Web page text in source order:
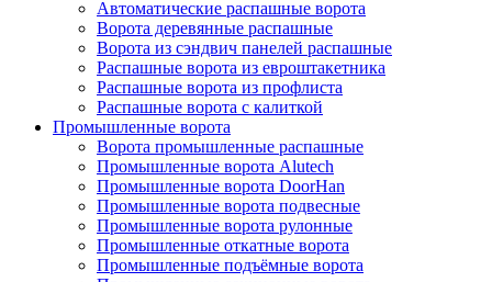
Автоматические распашные ворота
Ворота деревянные распашные
Ворота из сэндвич панелей распашные
Распашные ворота из евроштакетника
Распашные ворота из профлиста
Распашные ворота с калиткой
Промышленные ворота
Ворота промышленные распашные
Промышленные ворота Alutech
Промышленные ворота DoorHan
Промышленные ворота подвесные
Промышленные ворота рулонные
Промышленные откатные ворота
Промышленные подъёмные ворота